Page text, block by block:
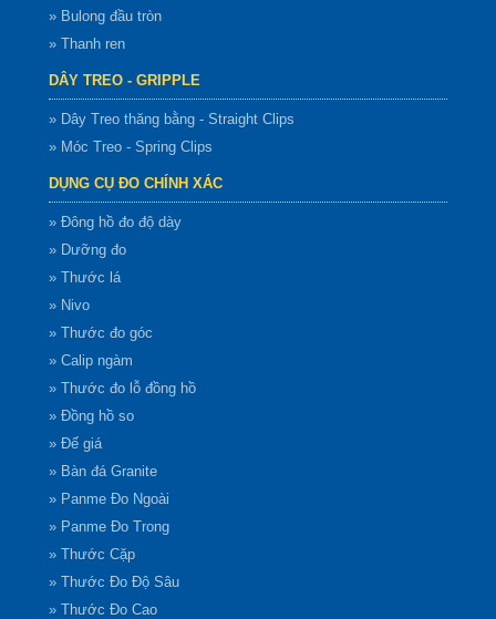
» Bulong đầu tròn
» Thanh ren
DÂY TREO - GRIPPLE
» Dây Treo thăng bằng - Straight Clips
» Móc Treo - Spring Clips
DỤNG CỤ ĐO CHÍNH XÁC
» Đông hồ đo độ dày
» Dưỡng đo
» Thước lá
» Nivo
» Thước đo góc
» Calip ngàm
» Thước đo lỗ đồng hồ
» Đồng hồ so
» Đế giá
» Bàn đá Granite
» Panme Đo Ngoài
» Panme Đo Trong
» Thước Cặp
» Thước Đo Độ Sâu
» Thước Đo Cao